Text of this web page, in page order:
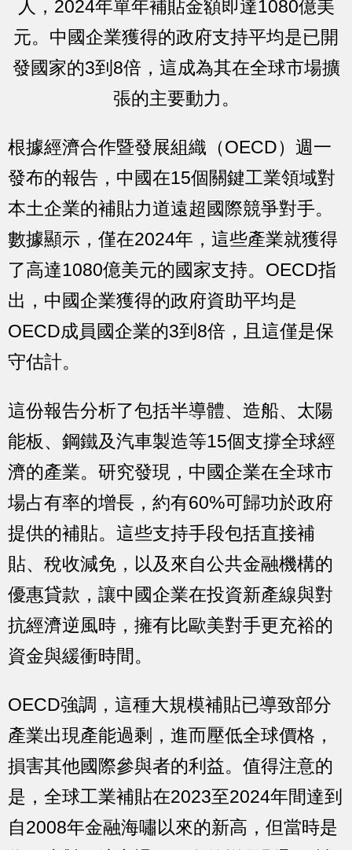
人，2024年單年補貼金額即達1080億美
元。中國企業獲得的政府支持平均是已開
發國家的3到8倍，這成為其在全球市場擴
張的主要動力。
根據經濟合作暨發展組織（OECD）週一
發布的報告，中國在15個關鍵工業領域對
本土企業的補貼力道遠超國際競爭對手。
數據顯示，僅在2024年，這些產業就獲得
了高達1080億美元的國家支持。OECD指
出，中國企業獲得的政府資助平均是
OECD成員國企業的3到8倍，且這僅是保
守估計。
這份報告分析了包括半導體、造船、太陽
能板、鋼鐵及汽車製造等15個支撐全球經
濟的產業。研究發現，中國企業在全球市
場占有率的增長，約有60%可歸功於政府
提供的補貼。這些支持手段包括直接補
貼、稅收減免，以及來自公共金融機構的
優惠貸款，讓中國企業在投資新產線與對
抗經濟逆風時，擁有比歐美對手更充裕的
資金與緩衝時間。
OECD強調，這種大規模補貼已導致部分
產業出現產能過剩，進而壓低全球價格，
損害其他國際參與者的利益。值得注意的
是，全球工業補貼在2023至2024年間達到
自2008年金融海嘯以來的新高，但當時是